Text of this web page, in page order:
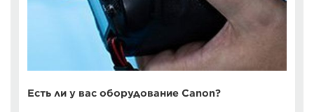
Есть ли у вас оборудование Canon?